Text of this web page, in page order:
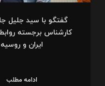
گفتگو با سید جلیل
کارشناس برجسته
ایران و روسیه
ادامه مطلب